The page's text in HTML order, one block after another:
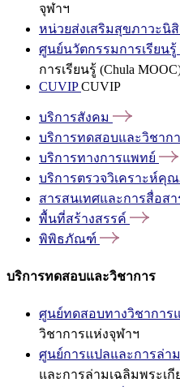
จุฬาฯ
หน่วยส่งเสริมสุขภาวะนิ
ศูนย์นวัตกรรมการเรียนรู้
การเรียนรู้ (Chula
CUVIPCUVIP
บริการสังคม
บริการทดสอบและวิชาก
บริการทางการแพทย์
บริการตรวจวิเคราะห์คุ
สารสนเทศและการสื่อสา
พื้นที่สร้างสรรค์
พิพิธภัณฑ์
บริการทดสอบและวิชาการ
ศูนย์ทดสอบทางวิชาการ
วิชาการแห่งจุฬาฯ
ศูนย์การแปลและการล่า
และการล่ามเฉลิมพระเกี